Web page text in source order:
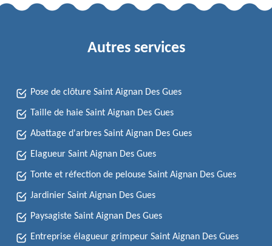
Autres services
Pose de clôture Saint Aignan Des Gues
Taille de haie Saint Aignan Des Gues
Abattage d'arbres Saint Aignan Des Gues
Elagueur Saint Aignan Des Gues
Tonte et réfection de pelouse Saint Aignan Des Gues
Jardinier Saint Aignan Des Gues
Paysagiste Saint Aignan Des Gues
Entreprise élagueur grimpeur Saint Aignan Des Gues